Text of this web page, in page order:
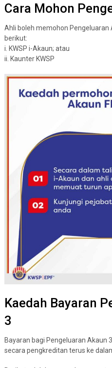
Cara Mohon
Ahli boleh memohon Pengeluaran
berikut:
i. KWSP i-Akaun; atau
ii. Kaunter KWSP
Kaedah Bayaran
3
Bayaran bagi Pengeluaran Akaun
secara pengkreditan terus ke